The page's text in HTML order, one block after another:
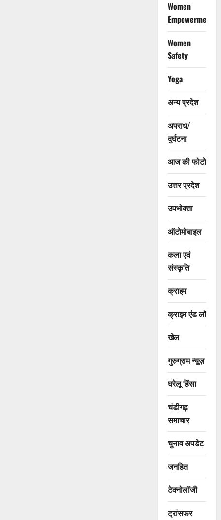
Women
Empowerment
Women
Safety
Yoga
अन्य प्रदेश
अपराध/
दुर्घटना
आज की फोटो
उत्तर प्रदेश
उपभोक्ता
ऑटोमोबाइल
कला एवं
संस्कृति
क्राइम
क्राइम एंड लॉ
खेल
गुरुग्राम न्यूज़
घरेलू हिंसा
चंडीगढ़
समाचार
चुनाव अपडेट
जनहित
टेक्नोलॉजी
ट्रांसफर